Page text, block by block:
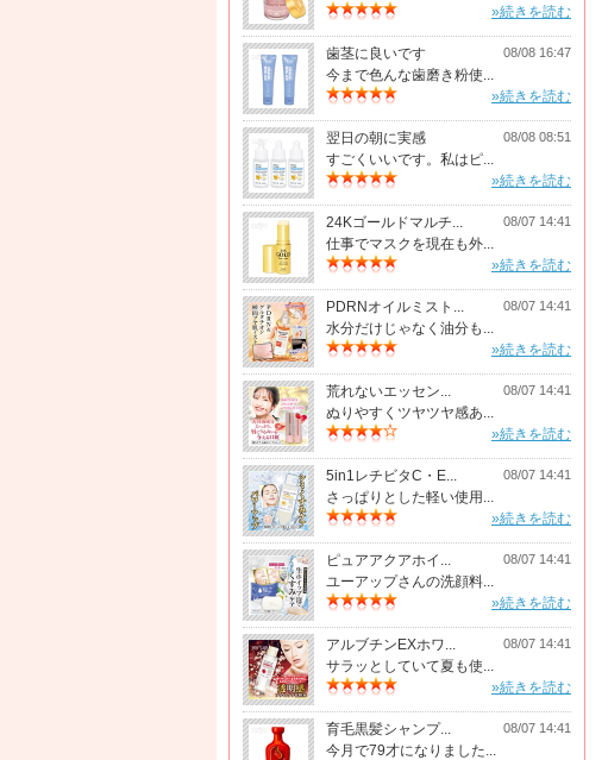
»続きを読む
歯茎に良いです 08/08 16:47
今まで色んな歯磨き粉使...
»続きを読む
翌日の朝に実感 08/08 08:51
すごくいいです。私はピ...
»続きを読む
24Kゴールドマルチ... 08/07 14:41
仕事でマスクを現在も外...
»続きを読む
PDRNオイルミスト... 08/07 14:41
水分だけじゃなく油分も...
»続きを読む
荒れないエッセン... 08/07 14:41
ぬりやすくツヤツヤ感あ...
»続きを読む
5in1レチビタC・E... 08/07 14:41
さっぱりとした軽い使用...
»続きを読む
ピュアアクアホイ... 08/07 14:41
ユーアップさんの洗顔料...
»続きを読む
アルブチンEXホワ... 08/07 14:41
サラッとしていて夏も使...
»続きを読む
育毛黒髪シャンプ... 08/07 14:41
今月で79才になりました...